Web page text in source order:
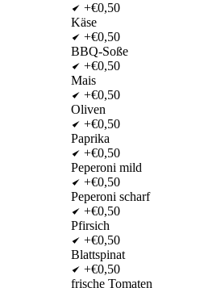
+€0,50
Käse
+€0,50
BBQ-Soße
+€0,50
Mais
+€0,50
Oliven
+€0,50
Paprika
+€0,50
Peperoni mild
+€0,50
Peperoni scharf
+€0,50
Pfirsich
+€0,50
Blattspinat
+€0,50
frische Tomaten